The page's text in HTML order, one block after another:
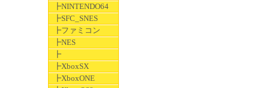
┣NINTENDO64
┣SFC_SNES
┣ファミコン
┣NES
┣
┣XboxSX
┣XboxONE